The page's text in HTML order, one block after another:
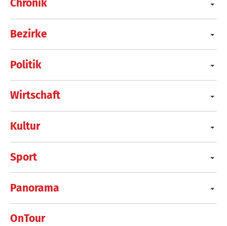
Chronik
Bezirke
Politik
Wirtschaft
Kultur
Sport
Panorama
OnTour